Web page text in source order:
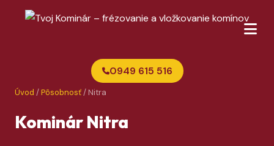
0949 615 516
Úvod /Pôsobnosť/ Nitra
Kominár Nitra